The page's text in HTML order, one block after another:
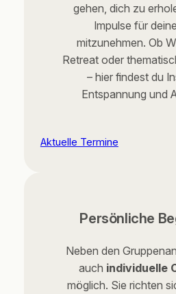
gehen, dich zu
Impulse für
mitzunehmen. Ob
Retreat oder
– hier findest du
Entspannung und
Aktuelle Termine
Persönliche
Neben den
auch individuelle
möglich. Sie richten